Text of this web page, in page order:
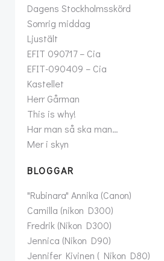
Dagens Stockholmsskörd
Somrig middag
Ljustält
EFIT 090717 – Cia
EFIT-090409 – Cia
Kastellet
Herr Gårman
This is why!
Har man så ska man…
Mer i skyn
BLOGGAR
"Rubinara" Annika (Canon)
Camilla (nikon D300)
Fredrik (Nikon D300)
Jennica (Nikon D90)
Jennifer Kivinen ( Nikon D80)